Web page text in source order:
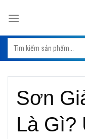
Tìm
kiếm:
Sơn
Là Gì?